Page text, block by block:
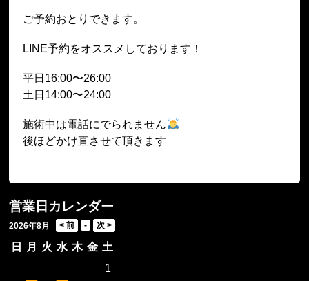
ご予約おとりできます。
LINE予約をオススメしております！
平日16:00〜26:00
土日14:00〜24:00
施術中は電話にでられません
後ほどかけ直させて頂きます
営業日カレンダー
2026年8月
日 月 火 水 木 金 土
1